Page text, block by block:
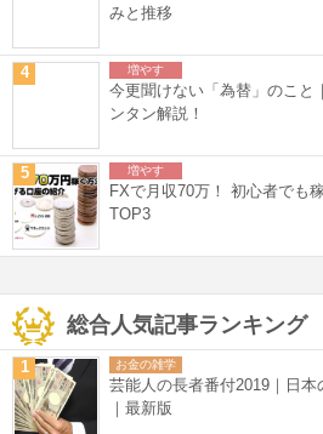
みと推移
4 増やす
今更聞けない「為替」のこと
ンタン解説！
5 増やす
FXで月収70万！ 初心者でも
TOP3
総合人気記事ランキング
1 お金の雑学
芸能人の長者番付2019｜日
｜最新版